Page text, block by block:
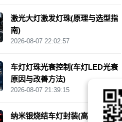
激光大灯激发灯珠(原理与选型指
南)
2026-08-07 22:02:57
车灯灯珠光衰控制(车灯LED光衰
原因与改善方法)
2026-08-07 21:39:15
纳米银烧结车灯封装(高可靠LED